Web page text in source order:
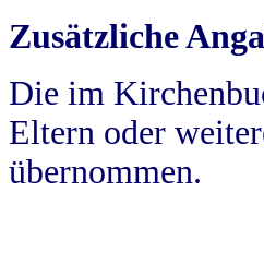
Zusätzliche
Die im
Eltern oder
übernommen.